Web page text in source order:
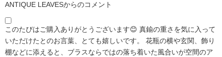
ANTIQUE LEAVESからのコメント
このたびはご購入ありがとうございます😊 真鍮の重さを気に入って
いただけたとのお言葉、とても嬉しいです。 花瓶の横や玄関、飾り
棚などに添えると、ブラスならではの落ち着いた風合いが空間のア